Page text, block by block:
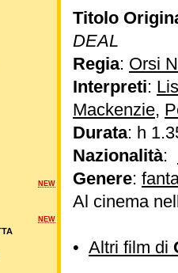
Titolo
DEAL
Regia: Orsi
Interpreti:
Mackenzie,
Durata: h
Nazionalità:
Genere:
Al cinema
• Altri film di
NEW
NEW